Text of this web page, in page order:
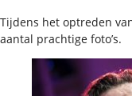
Tijdens het optreden
aantal prachtige foto’s.